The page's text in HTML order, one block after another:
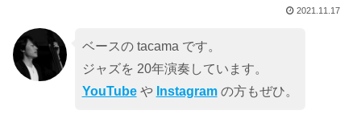
2021.11.17
ベースの tacama です。
ジャズを 20年演奏しています。
YouTubeや Instagramの方もぜひ。